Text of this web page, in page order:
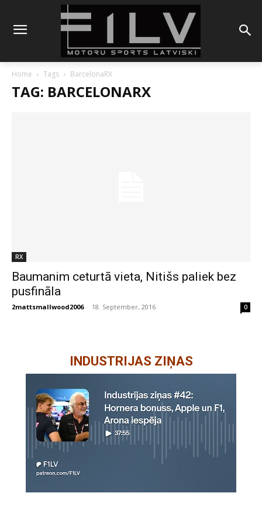
Home Tags BarcelonaRX
TAG: BARCELONARX
RX
Baumanim ceturtā vieta, Nitišs paliek bez
pusfināla
2mattsmallwood2006 - 18. September, 2016 0
INDUSTRIJAS ZIŅAS